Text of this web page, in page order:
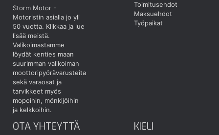
Storm Motor -
Motoristin asialla jo yli
50 vuotta. Klikkaa ja lue
lisää meistä.
Valikoimastamme
löydät kenties maan
suurimman valikoiman
moottoripyörävarusteita
sekä varaosat ja
tarvikkeet myös
mopoihin, mönkijöihin
ja kelkkoihin.
Toimitusehdot
Maksuehdot
Työpaikat
OTA YHTEYTTÄ KIELI